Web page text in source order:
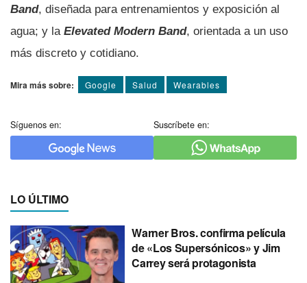
Band, diseñada para entrenamientos y exposición al
agua; y la Elevated Modern Band, orientada a un uso
más discreto y cotidiano.
Mira más sobre: Google Salud Wearables
Síguenos en: Suscríbete en:
LO ÚLTIMO
Warner Bros. confirma película
de «Los Supersónicos» y Jim
Carrey será protagonista